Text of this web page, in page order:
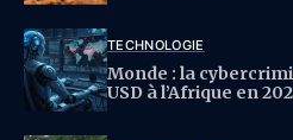
TECHNOLOGIE
Monde : la
USD à l’Afrique en